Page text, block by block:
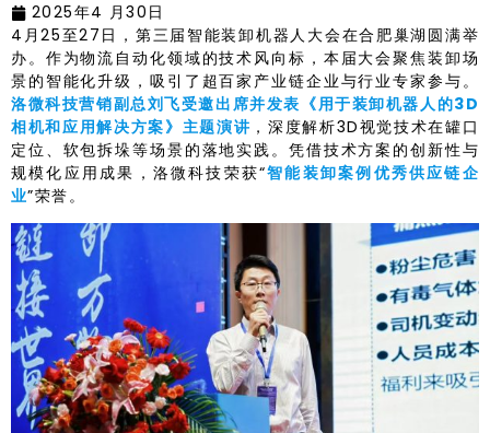
2025年4 月30日
4月25至27日，第三届智能装卸机器人大会在合肥巢湖圆满举
办。作为物流自动化领域的技术风向标，本届大会聚焦装卸场
景的智能化升级，吸引了超百家产业链企业与行业专家参与。
洛微科技营销副总刘飞受邀出席并发表《用于装卸机器人的3D
相机和应用解决方案》主题演讲 ，深度解析3D视觉技术在罐口
定位、软包拆垛等场景的落地实践。凭借技术方案的创新性与
规模化应用成果，洛微科技荣获“智能装卸案例优秀供应链企
业”荣誉。